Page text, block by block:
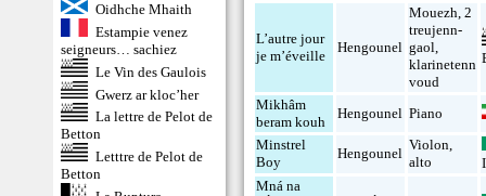
Oidhche Mhaith
Estampie venez
seigneurs… sachiez
Le Vin des Gaulois
Gwerz ar kloc’her
La lettre de Pelot de
Betton
Letttre de Pelot de
Betton
L’autre jour
je m’éveille
Hengounel
Mouezh,2
treujenn-
gaol,
klarinetenn
voud
Mikhâm
beram kouh
Hengounel Piano
Minstrel
Boy
Hengounel
Violon,
alto
Mná na